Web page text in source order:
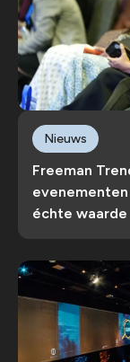
Freeman
échte waarde
Nieuws